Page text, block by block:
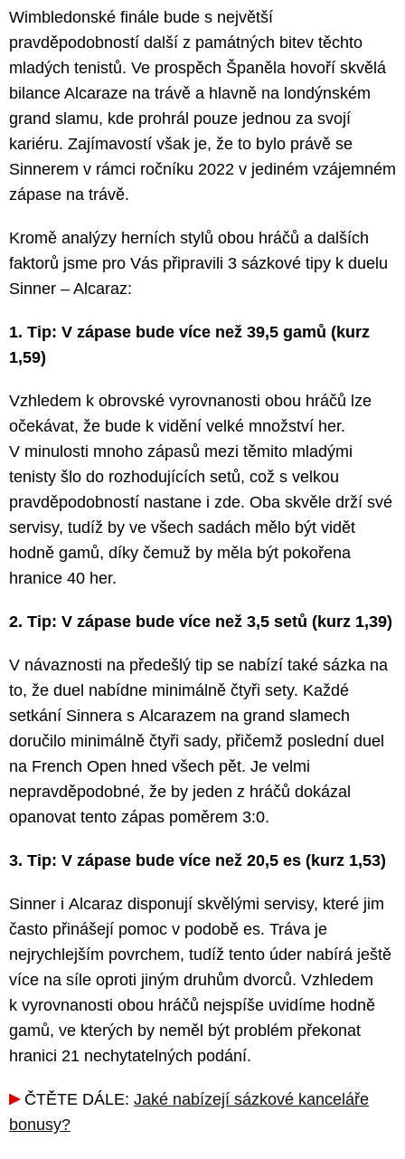
Wimbledonské finále bude s největší
pravděpodobností další z památných bitev těchto
mladých tenistů. Ve prospěch Španěla hovoří skvělá
bilance Alcaraze na trávě a hlavně na londýnském
grand slamu, kde prohrál pouze jednou za svojí
kariéru. Zajímavostí však je, že to bylo právě se
Sinnerem v rámci ročníku 2022 v jediném vzájemném
zápase na trávě.
Kromě analýzy herních stylů obou hráčů a dalších
faktorů jsme pro Vás připravili 3 sázkové tipy k duelu
Sinner – Alcaraz:
1. Tip: V zápase bude více než 39,5 gamů (kurz
1,59)
Vzhledem k obrovské vyrovnanosti obou hráčů lze
očekávat, že bude k vidění velké množství her.
V minulosti mnoho zápasů mezi těmito mladými
tenisty šlo do rozhodujících setů, což s velkou
pravděpodobností nastane i zde. Oba skvěle drží své
servisy, tudíž by ve všech sadách mělo být vidět
hodně gamů, díky čemuž by měla být pokořena
hranice 40 her.
2. Tip: V zápase bude více než 3,5 setů (kurz 1,39)
V návaznosti na předešlý tip se nabízí také sázka na
to, že duel nabídne minimálně čtyři sety. Každé
setkání Sinnera s Alcarazem na grand slamech
doručilo minimálně čtyři sady, přičemž poslední duel
na French Open hned všech pět. Je velmi
nepravděpodobné, že by jeden z hráčů dokázal
opanovat tento zápas poměrem 3:0.
3. Tip: V zápase bude více než 20,5 es (kurz 1,53)
Sinner i Alcaraz disponují skvělými servisy, které jim
často přinášejí pomoc v podobě es. Tráva je
nejrychlejším povrchem, tudíž tento úder nabírá ještě
více na síle oproti jiným druhům dvorců. Vzhledem
k vyrovnanosti obou hráčů nejspíše uvidíme hodně
gamů, ve kterých by neměl být problém překonat
hranici 21 nechytatelných podání.
ČTĚTE DÁLE: Jaké nabízejí sázkové kanceláře
bonusy?